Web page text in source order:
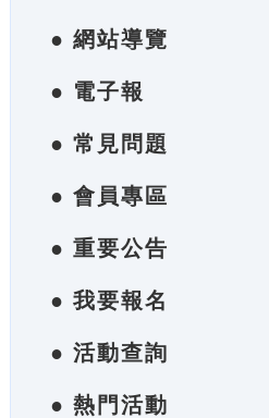
● 網站導覽
● 電子報
● 常見問題
● 會員專區
● 重要公告
● 我要報名
● 活動查詢
● 熱門活動